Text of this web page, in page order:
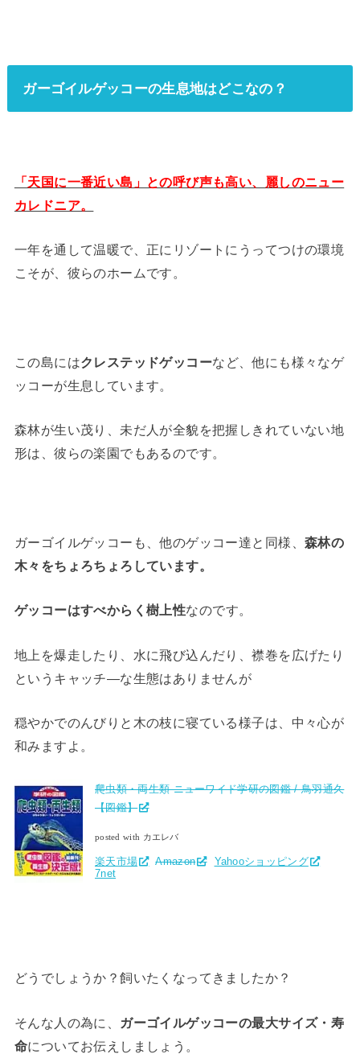
ガーゴイルゲッコーの生息地はどこなの？
「天国に一番近い島」との呼び声も高い、麗しのニュー
カレドニア。
一年を通して温暖で、正にリゾートにうってつけの環境
こそが、彼らのホームです。
この島にはクレステッドゲッコーなど、他にも様々なゲ
ッコーが生息しています。
森林が生い茂り、未だ人が全貌を把握しきれていない地
形は、彼らの楽園でもあるのです。
ガーゴイルゲッコーも、他のゲッコー達と同様、 森林の
木々をちょろちょろしています。
ゲッコーはすべからく樹上性なのです。
地上を爆走したり、水に飛び込んだり、襟巻を広げたり
というキャッチ―な生態はありませんが
穏やかでのんびりと木の枝に寝ている様子は、中々心が
和みますよ。
爬虫類・両生類 ニューワイド学研の図鑑 / 鳥羽通久
【図鑑】
posted with カエレバ
楽天市場 Amazon
Yahooショッピング
7net
どうでしょうか？飼いたくなってきましたか？
そんな人の為に、 ガーゴイルゲッコーの最大サイズ・寿
命についてお伝えしましょう。